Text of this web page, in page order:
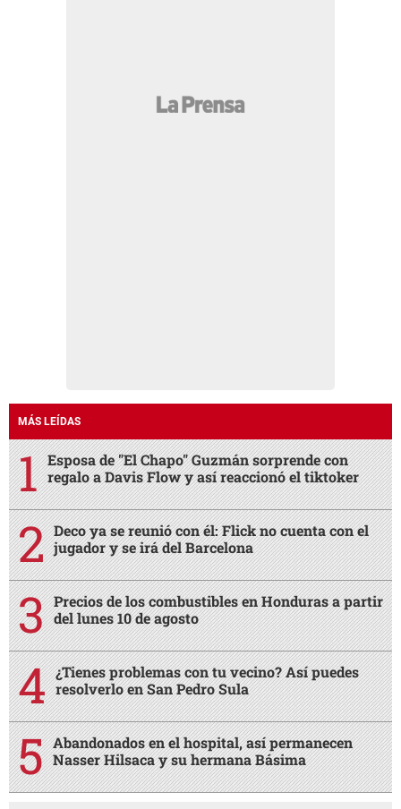
MÁS LEÍDAS
Esposa de "El Chapo" Guzmán sorprende con
regalo a Davis Flow y así reaccionó el tiktoker
Deco ya se reunió con él: Flick no cuenta con el
jugador y se irá del Barcelona
Precios de los combustibles en Honduras a partir
del lunes 10 de agosto
¿Tienes problemas con tu vecino? Así puedes
resolverlo en San Pedro Sula
Abandonados en el hospital, así permanecen
Nasser Hilsaca y su hermana Básima